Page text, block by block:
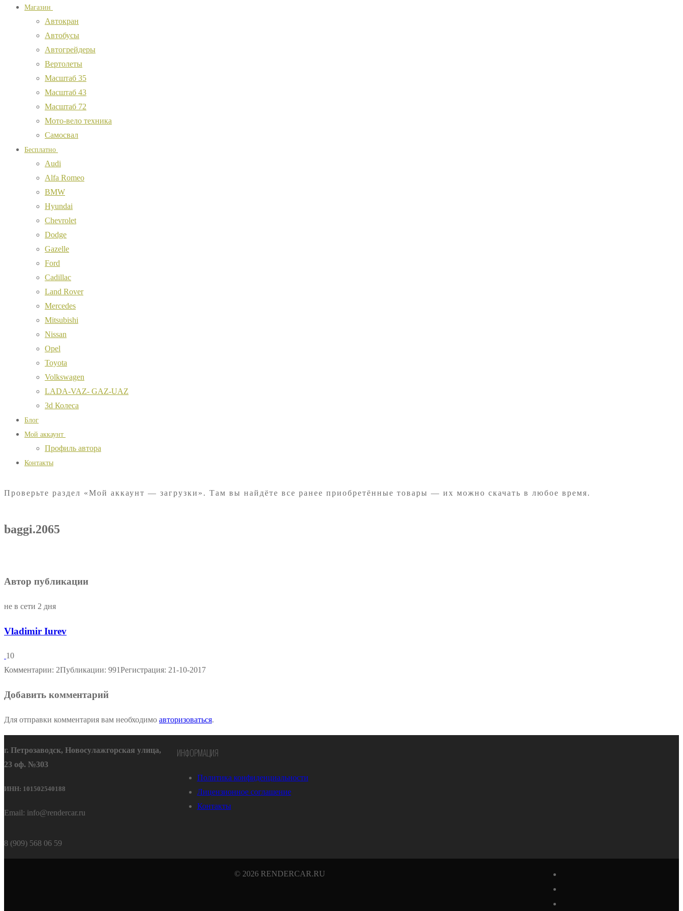
Магазин
Автокран
Автобусы
Автогрейдеры
Вертолеты
Масштаб 35
Масштаб 43
Масштаб 72
Мото-вело техника
Самосвал
Бесплатно
Audi
Alfa Romeo
BMW
Hyundai
Chevrolet
Dodge
Gazelle
Ford
Cadillac
Land Rover
Mercedes
Mitsubishi
Nissan
Opel
Toyota
Volkswagen
LADA-VAZ- GAZ-UAZ
3d Колеса
Блог
Мой аккаунт
Профиль автора
Контакты
Проверьте раздел «Мой аккаунт — загрузки». Там вы найдёте все ранее приобретённые товары — их можно скачать в любое время.
baggi.2065
Автор публикации
не в сети 2 дня
Vladimir Iurev
10
Комментарии: 2Публикации: 991Регистрация: 21-10-2017
Добавить комментарий
Для отправки комментария вам необходимо авторизоваться.
г. Петрозаводск, Новосулажгорская улица,
23 оф. №303
ИНН: 101502540188
Email: info@rendercar.ru
8 (909) 568 06 59
ИНФОРМАЦИЯ
Политика конфиденциальности
Лицензионное соглашение
Контакты
© 2026 RENDERCAR.RU